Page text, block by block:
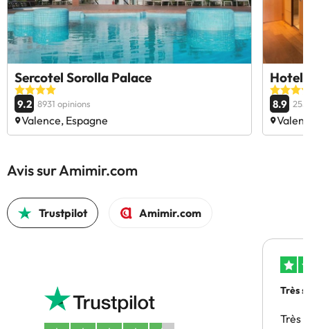
Sercotel Sorolla Palace
9.2 8931 opinions
Valence, Espagne
Hotel
8.9
Avis sur Amimir.com
Trustpilot Amimir.com
Très
Très